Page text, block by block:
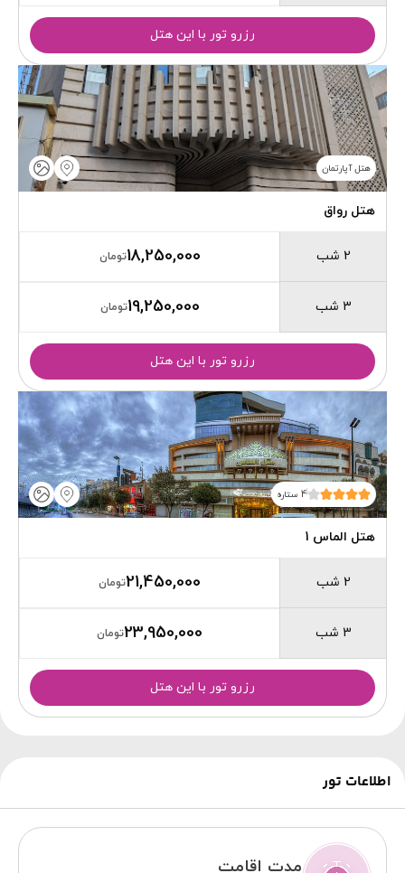
رزرو تور با این هتل
هتل آپارتمان
هتل رواق
2 شب
3 شب
18,250,000تومان
19,250,000تومان
رزرو تور با این هتل
4 ستاره
هتل الماس 1
2 شب
3 شب
21,450,000تومان
23,950,000تومان
رزرو تور با این هتل
اطلاعات تور
مدت اقامت